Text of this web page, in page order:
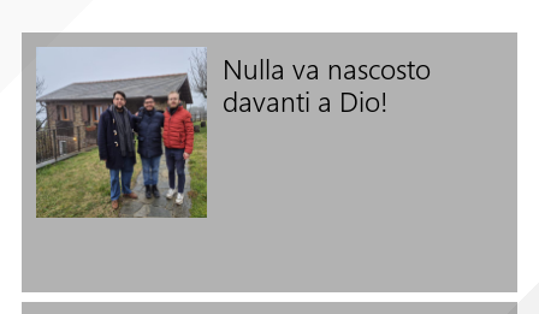
Nulla va nascosto
davanti a Dio!
Cerca nel sito